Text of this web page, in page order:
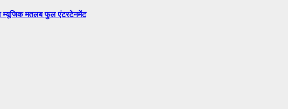
म्यूजिक मतलब फुल एंटरटेनमेंट